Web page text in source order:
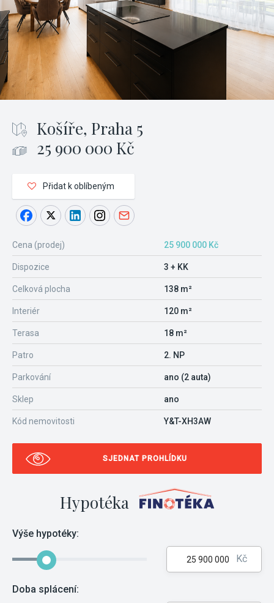
Košíře, Praha 5
25 900 000 Kč
Přidat k oblíbeným
Cena (prodej) 25 900 000 Kč
Dispozice 3 + KK
Celková plocha 138 m²
Interiér 120 m²
Terasa 18 m²
Patro 2. NP
Parkování ano (2 auta)
Sklep ano
Kód nemovitosti Y&T-XH3AW
SJEDNAT PROHLÍDKU
Hypotéka
Výše hypotéky:
Kč
Doba splácení: